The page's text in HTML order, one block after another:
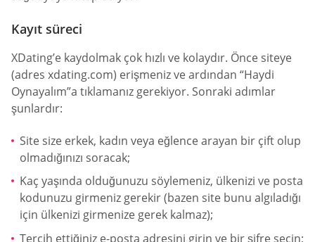
Kayıt süreci
XDating’e kaydolmak çok hızlı ve kolaydır. Önce siteye
(adres xdating.com) erişmeniz ve ardından “Haydi
Oynayalım”a tıklamanız gerekiyor. Sonraki adımlar
şunlardır:
Site size erkek, kadın veya eğlence arayan bir çift olup
olmadığınızı soracak;
Kaç yaşında olduğunuzu söylemeniz, ülkenizi ve posta
kodunuzu girmeniz gerekir (bazen site bunu algıladığı
için ülkenizi girmenize gerek kalmaz);
Tercih ettiğiniz e-posta adresini girin ve bir şifre seçin;